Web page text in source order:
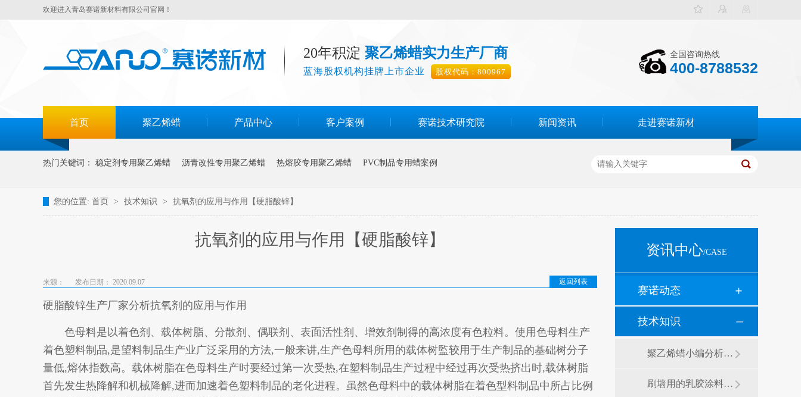
欢迎进入青岛赛诺新材料有限公司官网！
全国咨询热线
400-8788532
20年积淀 聚乙烯蜡实力生产厂商
蓝海股权机构挂牌上市企业 股权代码：800967
首页 聚乙烯蜡 产品中心 客户案例 赛诺技术研究院 新闻资讯 走进赛诺新材
热门关键词： 稳定剂专用聚乙烯蜡 沥青改性专用聚乙烯蜡 热熔胶专用聚乙烯蜡 PVC制品专用蜡案例
您的位置: 首页 > 技术知识 > 抗氧剂的应用与作用【硬脂酸锌】
抗氧剂的应用与作用【硬脂酸锌】
返回列表
来源： 发布日期： 2020.09.07
硬脂酸锌生产厂家分析抗氧剂的应用与作用
色母料是以着色剂、载体树脂、分散剂、偶联剂、表面活性剂、增效剂制得的高浓度有色粒料。使用色母料生产
着色塑料制品,是望料制品生产业广泛采用的方法,一般来讲,生产色母料所用的载体树監较用于生产制品的基础树分子
量低,熔体指数高。载体树脂在色母料生产时要经过第一次受热,在塑料制品生产过程中经过再次受热挤出时,载体树脂
首先发生热降解和机械降解,进而加速着色塑料制品的老化进程。虽然色母料中的载体树脂在着色型料制品中所占比例
资讯中心/CASE
赛诺动态
技术知识
聚乙烯蜡小编分析有机硅消泡剂优缺点及主要分类和性能
刷墙用的乳胶涂料用青岛赛诺分散剂的原因竟然是....？